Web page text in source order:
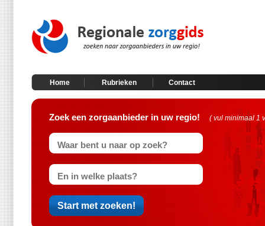
Home Rubrieken Contact
Zoek een zorgaanbieder in uw regio! ( vul minimaal 1